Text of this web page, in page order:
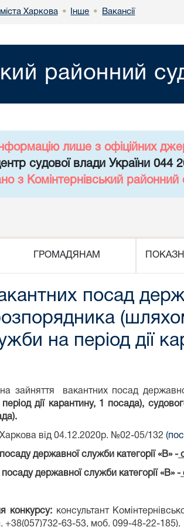
Харкова • Інше • Вакансії
районний
лише з офіційних
судової влади України 044
з Комінтернівський
ГРОМАДЯНАМ
посад
на період дії
зайняття вакантних посад
дії карантину, 1 посада),
від 04.12.2020р. №02-05/132
державної служби категорії «В» -
державної служби категорії «В» -
конкурсу: консультант
+38(057)732-63-53, моб. 099-48-22-185).